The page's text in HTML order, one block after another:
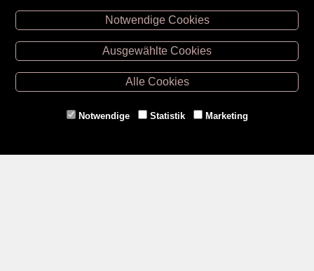
Unsere Öffnungszeiten
Retz -02942/20433
Hollabrunn -02952/30057
Eggenburg -02984/3836
Gmünd -
Notwendige Cookies
Ausgewählte Cookies
Alle Cookies
Notwendige Statistik Marketing